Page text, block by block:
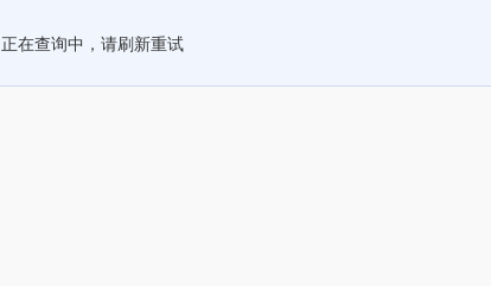
正在查询中，请刷新重试